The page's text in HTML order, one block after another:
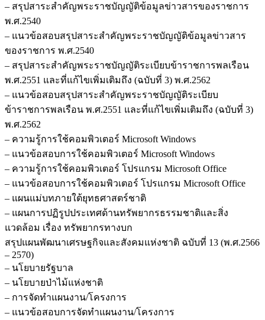
ชิ้น
– สรุปสาระสำคัญพระราชบัญญัติข้อมูลข่าวสารของราชการ
พ.ศ.2540
– แนวข้อสอบสรุปสาระสำคัญพระราชบัญญัติข้อมูลข่าวสาร
ของราชการ พ.ศ.2540
– สรุปสาระสำคัญพระราชบัญญัติระเบียบข้าราชการพลเรือน
พ.ศ.2551 และที่แก้ไขเพิ่มเติมถึง (ฉบับที่ 3) พ.ศ.2562
– แนวข้อสอบสรุปสาระสำคัญพระราชบัญญัติระเบียบ
ข้าราชการพลเรือน พ.ศ.2551 และที่แก้ไขเพิ่มเติมถึง (ฉบับที่ 3)
พ.ศ.2562
– ความรู้การใช้คอมพิวเตอร์ Microsoft Windows
– แนวข้อสอบการใช้คอมพิวเตอร์ Microsoft Windows
– ความรู้การใช้คอมพิวเตอร์ โปรแกรม Microsoft Office
– แนวข้อสอบการใช้คอมพิวเตอร์ โปรแกรม Microsoft Office
– แผนแม่บทภายใต้ยุทธศาสตร์ชาติ
– แผนการปฏิรูปประเทศด้านทรัพยากรธรรมชาติและสิ่ง
แวดล้อม เรื่อง ทรัพยากรทางบก
สรุปแผนพัฒนาเศรษฐกิจและสังคมแห่งชาติ ฉบับที่ 13 (พ.ศ.2566
– 2570)
– นโยบายรัฐบาล
– นโยบายป่าไม้แห่งชาติ
– การจัดทำแผนงาน/โครงการ
– แนวข้อสอบการจัดทำแผนงาน/โครงการ